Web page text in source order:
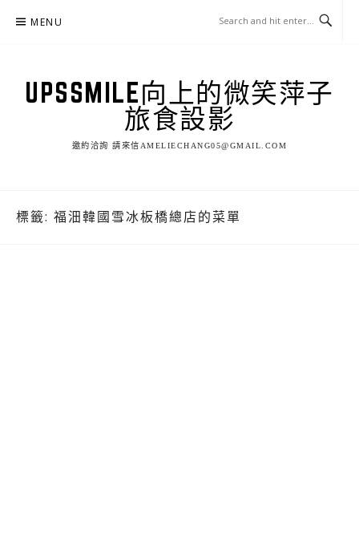
MENU
UPSSMILE向上的微笑萍子
旅食設影
邀約洽詢 請來信AMELIECHANG05@GMAIL.COM
標籤: 福沺韓國雪冰板橋總店的菜單